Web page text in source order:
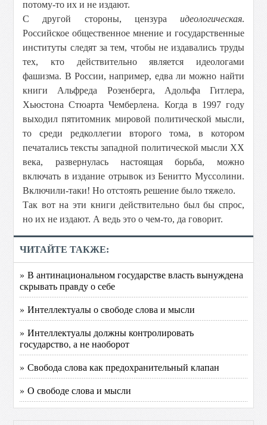
потому-то их и не издают.
С другой стороны, цензура идеологическая.
Российское общественное мнение и государственные
институты следят за тем, чтобы не издавались труды
тех, кто действительно является идеологами
фашизма. В России, например, едва ли можно найти
книги Альфреда Розенберга, Адольфа Гитлера,
Хьюстона Стюарта Чемберлена. Когда в 1997 году
выходил пятитомник мировой политической мысли,
то среди редколлегии второго тома, в котором
печатались тексты западной политической мысли ХХ
века, развернулась настоящая борьба, можно
включать в издание отрывок из Бенитто Муссолини.
Включили-таки! Но отстоять решение было тяжело.
Так вот на эти книги действительно был бы спрос,
но их не издают. А ведь это о чем-то, да говорит.
ЧИТАЙТЕ ТАКЖЕ:
» В антинациональном государстве власть вынуждена
скрывать правду о себе
» Интеллектуалы о свободе слова и мысли
» Интеллектуалы должны контролировать
государство, а не наоборот
» Свобода слова как предохранительный клапан
» О свободе слова и мысли